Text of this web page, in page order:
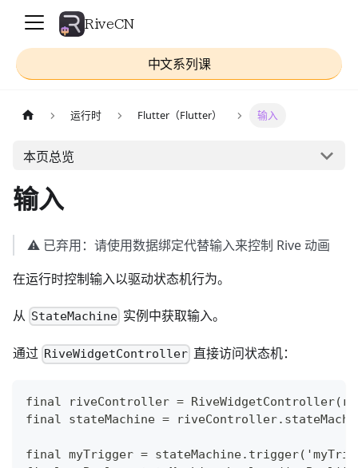
RiveCN
中文系列课
运行时 Flutter（Flutter） 输入
本页总览
输入
⚠️ 已弃用：请使用数据绑定代替输入来控制 Rive 动画
在运行时控制输入以驱动状态机行为。
从 StateMachine 实例中获取输入。
通过 RiveWidgetController 直接访问状态机：
final riveController =
final stateMachine =
final myTrigger =